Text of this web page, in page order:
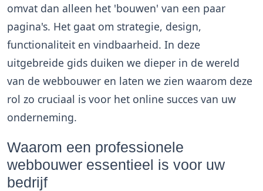
omvat dan alleen het 'bouwen' van een paar
pagina's. Het gaat om strategie, design,
functionaliteit en vindbaarheid. In deze
uitgebreide gids duiken we dieper in de wereld
van de webbouwer en laten we zien waarom deze
rol zo cruciaal is voor het online succes van uw
onderneming.
Waarom een professionele
webbouwer essentieel is voor uw
bedrijf